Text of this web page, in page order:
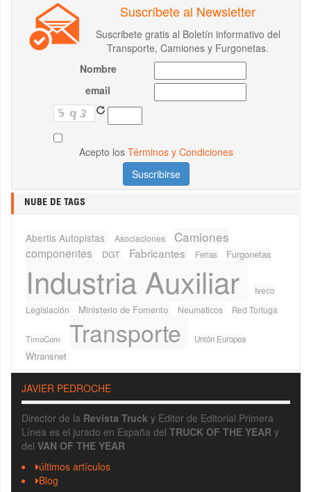
Suscríbete al Newsletter
Suscribete gratis al Boletín informativo del
Transporte, Camiones y Furgonetas.
Nombre
email
Acepto los Términos y Condiciones
NUBE DE TAGS
Abertis Autopistas Asociaciones Camiones
componentes DGT Fabricantes Ferias Furgonetas
Industria Auxiliar
Iveco
Legislación
Ministerio de Fomento Neumaticos Red Tortuga
TimoCom Transporte Unión Europea
Wtransnet
JAVIER PEDROCHE
Director de la Revista Truck y Editor de Editorial Primera
Línea es el jurado en España del TRUCK OF THE YEAR y
del VAN OF THE YEAR
últimos artículos
Blog